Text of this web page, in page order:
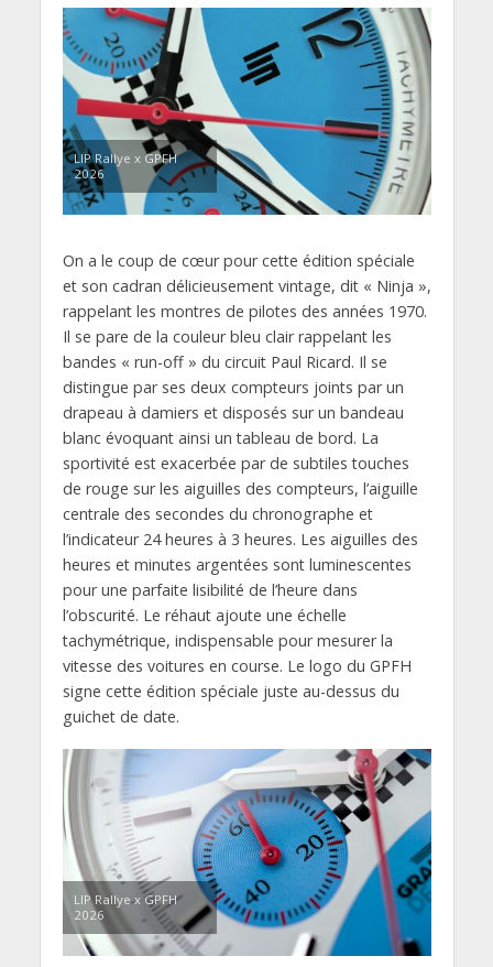
LIP Rallye x GPFH
2026
On a le coup de cœur pour cette édition spéciale
et son cadran délicieusement vintage, dit « Ninja »,
rappelant les montres de pilotes des années 1970.
Il se pare de la couleur bleu clair rappelant les
bandes « run-off » du circuit Paul Ricard. Il se
distingue par ses deux compteurs joints par un
drapeau à damiers et disposés sur un bandeau
blanc évoquant ainsi un tableau de bord. La
sportivité est exacerbée par de subtiles touches
de rouge sur les aiguilles des compteurs, l’aiguille
centrale des secondes du chronographe et
l’indicateur 24 heures à 3 heures. Les aiguilles des
heures et minutes argentées sont luminescentes
pour une parfaite lisibilité de l’heure dans
l’obscurité. Le réhaut ajoute une échelle
tachymétrique, indispensable pour mesurer la
vitesse des voitures en course. Le logo du GPFH
signe cette édition spéciale juste au-dessus du
guichet de date.
LIP Rallye x GPFH
2026